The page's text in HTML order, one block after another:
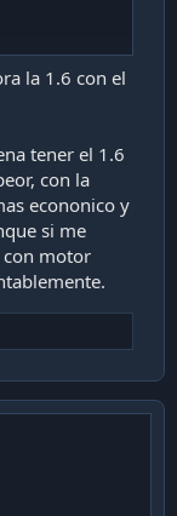
la 1.6 con el
tener el 1.6
con la
econonico y
si me
con motor